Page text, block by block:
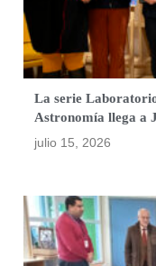
La serie
Astronomía llega a
julio 15, 2026